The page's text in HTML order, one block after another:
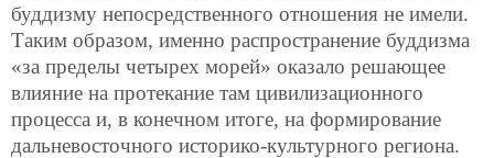
буддизму непосредственного отношения не имели.
Таким образом, именно распространение буддизма
«за пределы четырех морей» оказало решающее
влияние на протекание там цивилизационного
процесса и, в конечном итоге, на формирование
дальневосточного историко-культурного региона.